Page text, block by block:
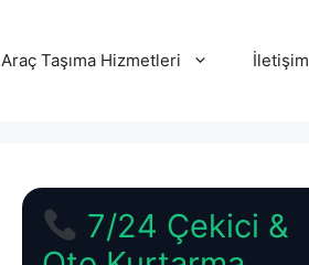
Araç Taşıma Hizmetleri İletişim
7/24 Çekici &